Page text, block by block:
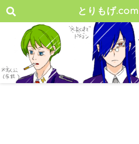
とりもげ.com